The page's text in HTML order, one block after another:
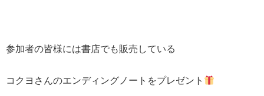
参加者の皆様には書店でも販売している
コクヨさんのエンディングノートをプレゼント